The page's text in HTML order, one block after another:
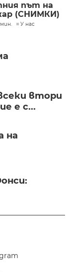
път на
(СНИМКИ)
У нас
втори
е с...
на